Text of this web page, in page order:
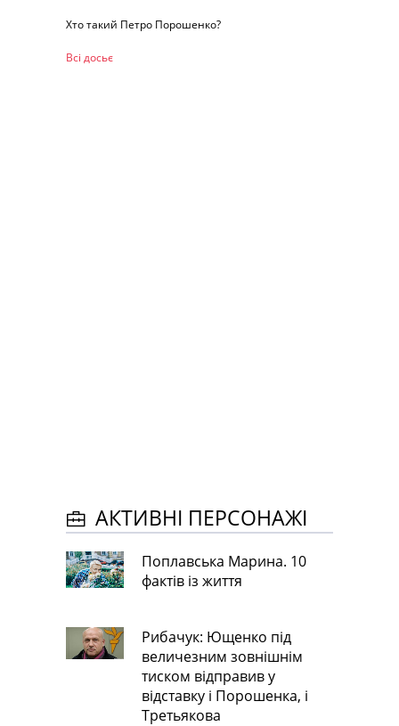
Хто такий Петро Порошенко?
Всі досьє
АКТИВНІ ПЕРСОНАЖІ
Поплавська Марина. 10
фактів із життя
Рибачук: Ющенко під
величезним зовнішнім
тиском відправив у
відставку і Порошенка, і
Третьякова